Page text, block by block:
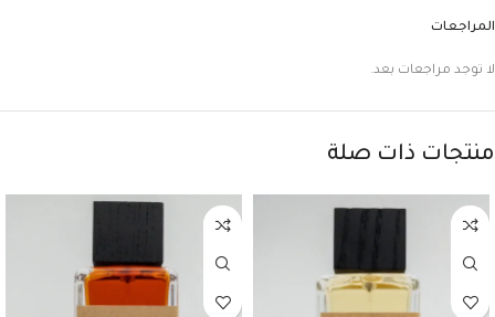
المراجعات
لا توجد مراجعات بعد.
منتجات ذات صلة